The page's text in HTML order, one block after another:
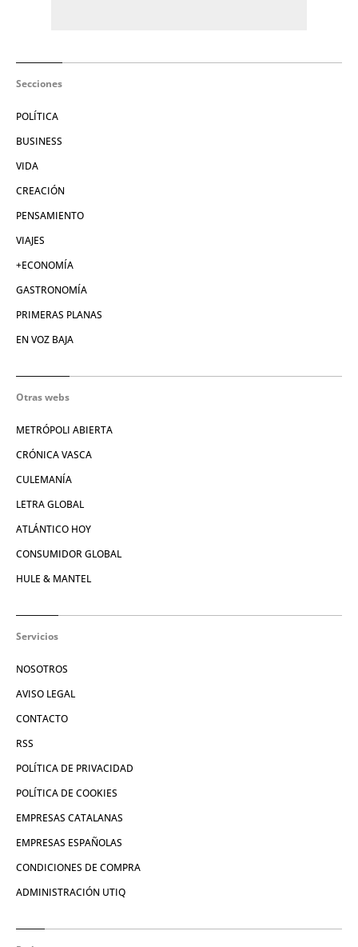
Secciones
POLÍTICA
BUSINESS
VIDA
CREACIÓN
PENSAMIENTO
VIAJES
+ECONOMÍA
GASTRONOMÍA
PRIMERAS PLANAS
EN VOZ BAJA
Otras webs
METRÓPOLI ABIERTA
CRÓNICA VASCA
CULEMANÍA
LETRA GLOBAL
ATLÁNTICO HOY
CONSUMIDOR GLOBAL
HULE & MANTEL
Servicios
NOSOTROS
AVISO LEGAL
CONTACTO
RSS
POLÍTICA DE PRIVACIDAD
POLÍTICA DE COOKIES
EMPRESAS CATALANAS
EMPRESAS ESPAÑOLAS
CONDICIONES DE COMPRA
ADMINISTRACIÓN UTIQ